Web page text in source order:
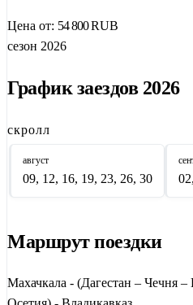
легендарныеКармадонское
Даргавси Цейское ущелье.
Тур включает групповые
билеты и профессиональных
Цена от: 54 800RUB
сезон 2026
График заездов 2026
скролл
август
09, 12, 16, 19, 23, 26, 30
Маршрут поездки
Махачкала - (Дагестан – Чечня